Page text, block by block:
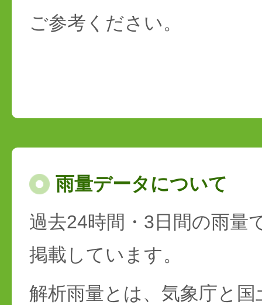
ご参考ください。
雨量データについて
過去24時間・3日間の雨量
掲載しています。
解析雨量とは、気象庁と